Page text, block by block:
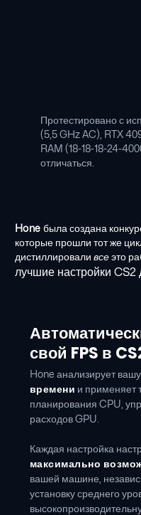
Протестировано с
(5,5 GHz AC), RTX
RAM (18-18-18-24-
отличаться.
Hone была создана
которые прошли тот же
дистиллировали всеэто
лучшие настройки CS2
свой FPS в
Hone анализирует
времени и применяет
планирования CPU,
расходов GPU.
Каждая настройка
максимально
вашей машине,
установку среднего